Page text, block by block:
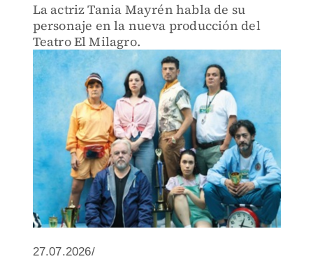
La actriz Tania Mayrén habla de su
personaje en la nueva producción del
Teatro El Milagro.
27.07.2026/